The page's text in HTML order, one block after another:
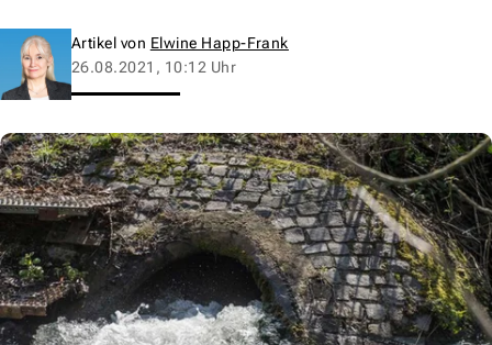
Artikel von Elwine Happ-Frank
26.08.2021, 10:12 Uhr